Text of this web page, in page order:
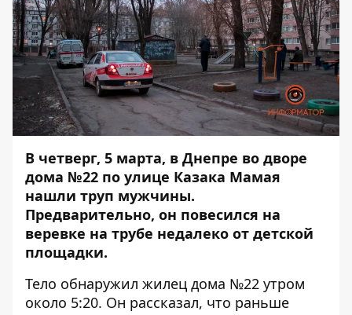
В четверг, 5 марта, в Днепре во дворе
дома №22 по улице Казака Мамая
нашли труп мужчины.
Предварительно, он повесился на
веревке на трубе недалеко от детской
площадки.
Тело обнаружил жилец дома №22 утром
около 5:20. Он рассказал, что раньше